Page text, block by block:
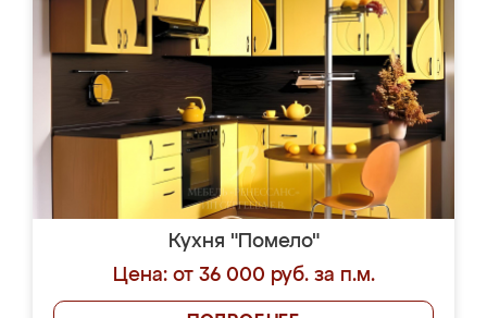
Кухня "Помело"
Цена: от 36 000 руб. за п.м.